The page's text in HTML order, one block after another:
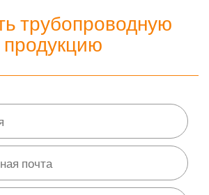
трубопроводную
продукцию